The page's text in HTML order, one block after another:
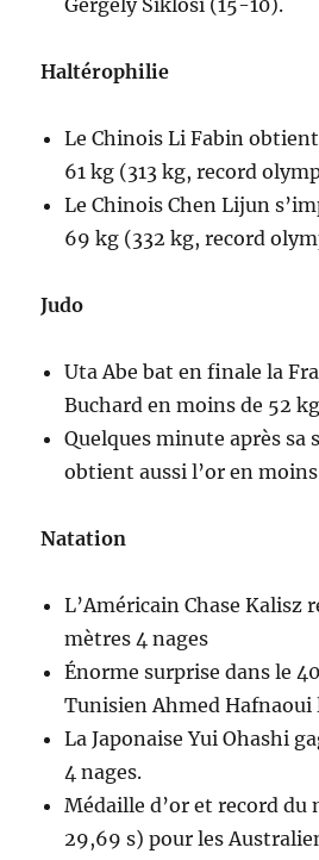
Haltérophilie
Le Chinois Li Fabin
61 kg (313 kg, record
Le Chinois Chen Lijun
69 kg (332 kg, record
Judo
Uta Abe bat en finale la
Buchard en moins de 52
Quelques minute après
obtient aussi l’or en
Natation
L’Américain Chase Kalisz
mètres 4 nages
Énorme surprise dans le
Tunisien Ahmed Hafnaoui
La Japonaise Yui Ohashi
4 nages.
Médaille d’or et record du
29,69 s) pour les